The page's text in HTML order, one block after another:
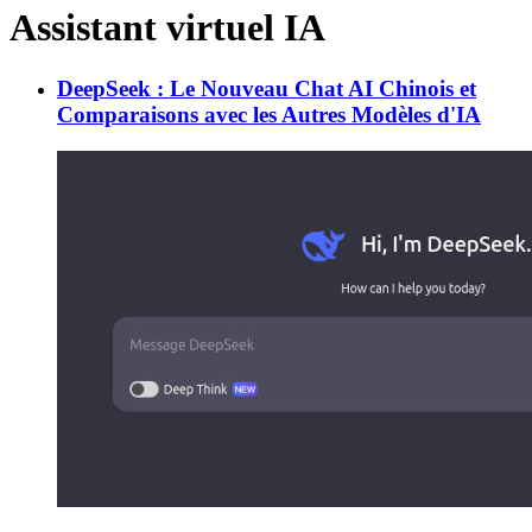
Assistant virtuel IA
DeepSeek : Le Nouveau Chat AI Chinois et
Comparaisons avec les Autres Modèles d'IA